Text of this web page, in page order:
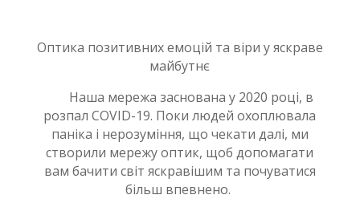
Оптика позитивних емоцій та віри у яскраве
майбутнє
Наша мережа заснована у 2020 році, в
розпал COVID-19. Поки людей охоплювала
паніка і нерозуміння, що чекати далі, ми
створили мережу оптик, щоб допомагати
вам бачити світ яскравішим та почуватися
більш впевнено.